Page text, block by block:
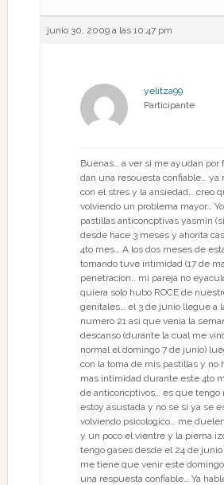
junio 30, 2009 a las 10:47 pm
yelitza99
Participante
Buenas… a ver si me ayudan por
dan una resouesta confiable… ya
con el stres y la ansiedad… creo
volviendo un problema mayor…
pastillas anticoncptivas yasmin
desde hace 3 meses y ahorita
4to mes… A los dos meses de
tomando tuve intimidad (17 de
penetracion.. mi pareja no
quiera solo hubo ROCE de
genitales… el 3 de junio llegue a
numero 21 asi que venia la
descanso (durante la cual me
normal el domingo 7 de junio)
con la toma de mis pastillas y no
mas intimidad durante este 4to
de anticoncptivos… es que tengo
estoy asustada y no se si ya se
volviendo psicologico… me
y un poco el vientre y la pierna
tengo gases desde el 24 de
me tiene que venir este
una respuesta confiable… Ya